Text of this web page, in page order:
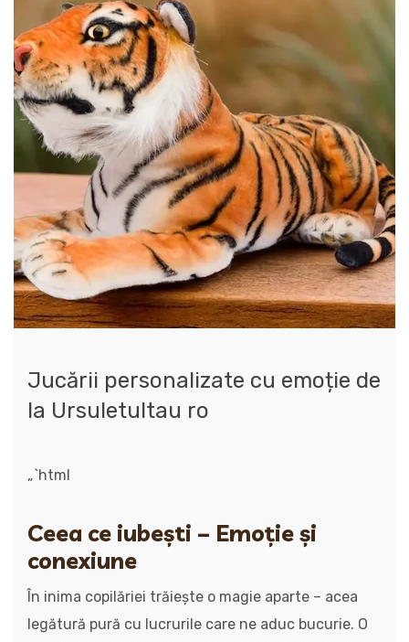
Jucării personalizate cu emoție de
la Ursuletultau ro
„`html
Ceea ce iubești – Emoție și
conexiune
În inima copilăriei trăiește o magie aparte – acea
legătură pură cu lucrurile care ne aduc bucurie. O